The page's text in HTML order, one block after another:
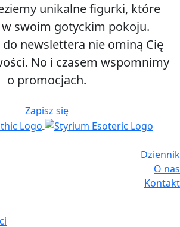
unikalne figurki, które
swoim gotyckim pokoju.
do newslettera nie ominą Cię
No i czasem wspomnimy
o promocjach.
Zapisz się
Dziennik
O nas
Kontakt